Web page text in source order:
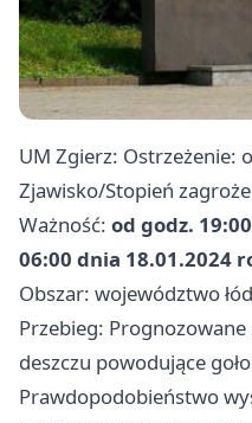
UM Zgierz: Ostrzeżenie:
Zjawisko/Stopień
Ważność: od godz.
06:00 dnia 18.01.2024
Obszar: województwo
Przebieg: Prognozowane
deszczu powodujące
Prawdopodobieństwo